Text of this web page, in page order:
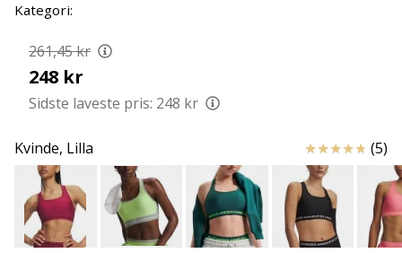
PUMA
NITRO
SQD
5
at
kende!
Oplev
de
tekniske
opdateringer
Kategori:
261,45 kr
248 kr
Sidste laveste pris: 248 kr
Kvinde, Lilla Anmeldelser
(5)